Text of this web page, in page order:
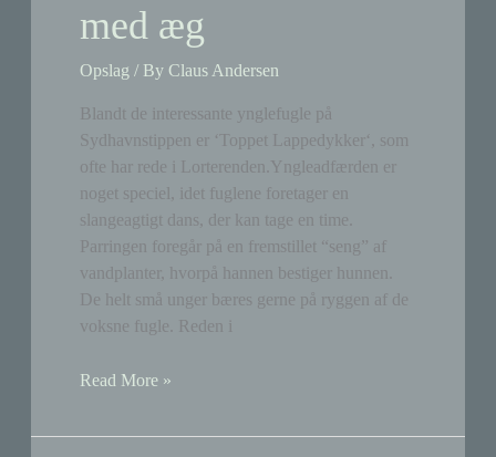
med æg
Opslag / ByClaus Andersen
Blandt de interessante ynglefugle på
Sydhavnstippen er ‘Toppet Lappedykker‘, som
ofte har rede i Lorterenden.Yngleadfærden er
noget speciel, idet fuglene foretager en
slangeagtigt dans, der kan tage en time.
Parringen foregår på en fremstillet “seng” af
vandplanter, hvorpå hannen bestiger hunnen.
De helt små unger bæres gerne på ryggen af de
voksne fugle. Reden i
Toppet
med
Read More »